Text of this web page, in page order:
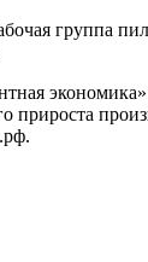
группа